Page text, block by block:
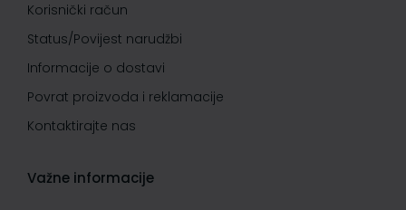
Korisnički račun
Status/Povijest narudžbi
Informacije o dostavi
Povrat proizvoda i reklamacije
Kontaktirajte nas
Važne informacije